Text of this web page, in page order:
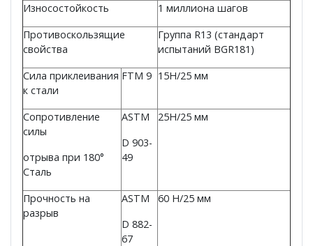
Износостойкость
1 миллиона шагов
Противоскользящие
свойства
Группа R13 (стандарт
испытаний BGR181)
Сила приклеивания
к стали
FTM 9 15H/25 мм
Сопротивление
силы
отрыва при 180°
Сталь
ASTM
D 903-
49
25H/25 мм
Прочность на
разрыв
ASTM
D 882-
67
60 H/25 мм